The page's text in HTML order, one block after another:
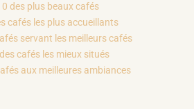
des plus beaux cafés
cafés les plus accueillants
servant les meilleurs cafés
cafés les mieux situés
aux meilleures ambiances